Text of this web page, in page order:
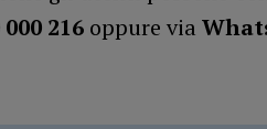
216 oppure via